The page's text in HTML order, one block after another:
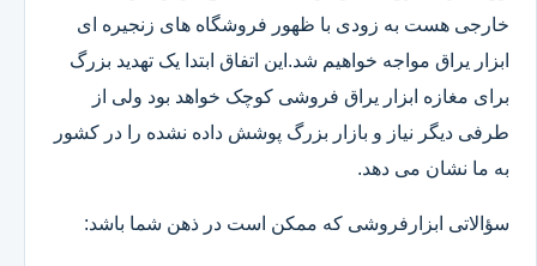
خارجی هست به زودی با ظهور فروشگاه های زنجیره ای
ابزار یراق مواجه خواهیم شد.این اتفاق ابتدا یک تهدید بزرگ
برای مغازه ابزار یراق فروشی کوچک خواهد بود ولی از
طرفی دیگر نیاز و بازار بزرگ پوشش داده نشده را در کشور
به ما نشان می دهد.
سؤالاتی ابزارفروشی که ممکن است در ذهن شما باشد: